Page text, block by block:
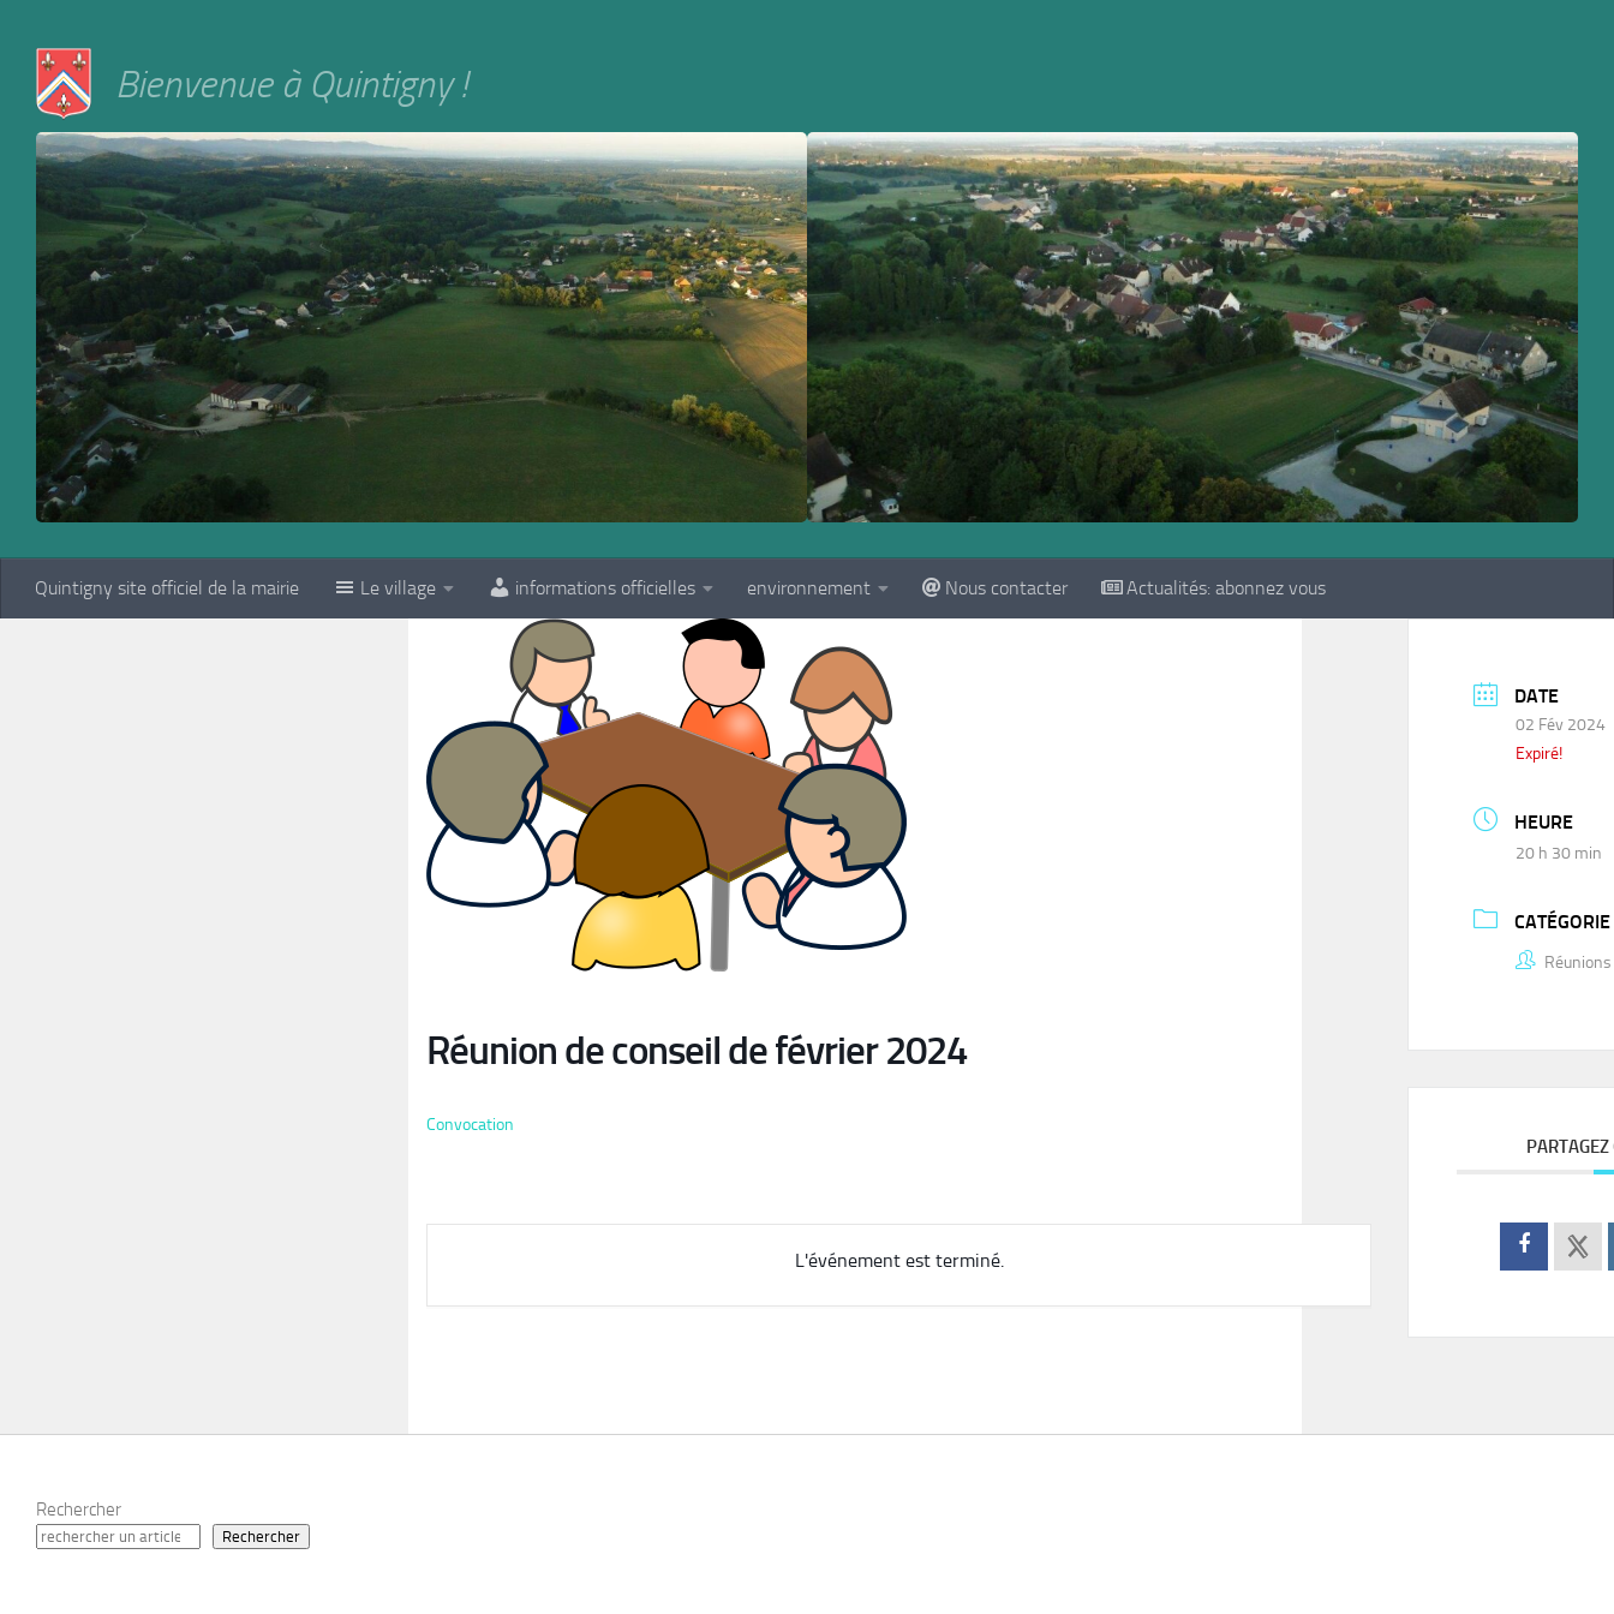
Bienvenue à Quintigny !
Quintigny site officiel de la mairie Le village informations officielles environnement Nous contacter Actualités: abonnez vous
Réunion de conseil de février 2024
Convocation
L'événement est terminé.
DATE
02 Fév 2024
Expiré!
HEURE
20 h 30 min
CATÉGORIE
Rechercher
Rechercher